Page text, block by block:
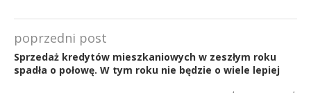
poprzedni post
Sprzedaż kredytów mieszkaniowych w zeszłym roku
spadła o połowę. W tym roku nie będzie o wiele lepiej